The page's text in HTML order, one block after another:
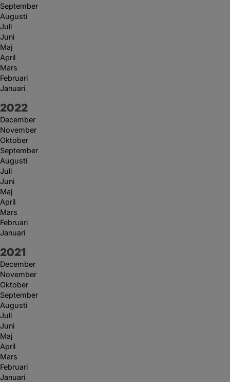
September
Augusti
Juli
Juni
Maj
April
Mars
Februari
Januari
År:
2022
December
November
Oktober
September
Augusti
Juli
Juni
Maj
April
Mars
Februari
Januari
År:
2021
December
November
Oktober
September
Augusti
Juli
Juni
Maj
April
Mars
Februari
Januari